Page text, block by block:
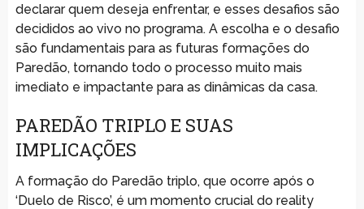
declarar quem deseja enfrentar, e esses desafios são
decididos ao vivo no programa. A escolha e o desafio
são fundamentais para as futuras formações do
Paredão, tornando todo o processo muito mais
imediato e impactante para as dinâmicas da casa.
PAREDÃO TRIPLO E SUAS
IMPLICAÇÕES
A formação do Paredão triplo, que ocorre após o
‘Duelo de Risco’, é um momento crucial do reality